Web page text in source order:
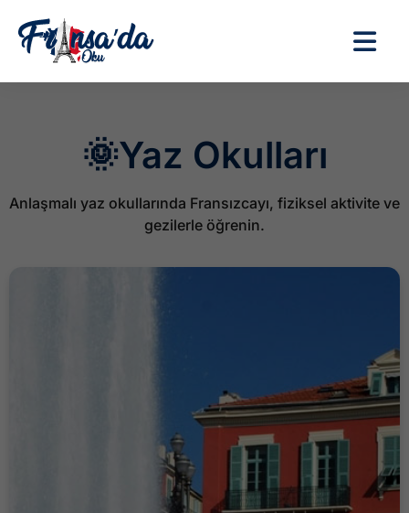
🌞Yaz Okulları
Anlaşmalı yaz okullarında Fransızcayı, fiziksel aktivite ve
gezilerle öğrenin.